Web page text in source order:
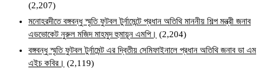
(2,207)
মনোহরদীতে বঙ্গবন্ধু স্মৃতি ফুটবল টুর্নামেন্টে প্রধান অতিথি মাননীয় শিল্প মন্ত্রী জনাব
এডভোকেট নুরুল মজিদ মাহমুদ হুমায়ূন এমপি। (2,204)
বঙ্গবন্ধু স্মৃতি ফুটবল টুর্নামেন্ট এর দ্বিতীয় সেমিফাইনালে প্রধান অতিথি জনাব ডা এম
এইচ কবির। (2,119)